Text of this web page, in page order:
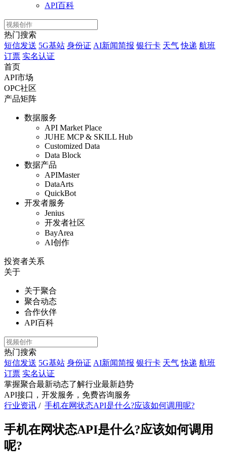
API百科
热门搜索
短信发送 5G基站 身份证 AI新闻简报 银行卡 天气 快递 航班
订票 实名认证
首页
API市场
OPC社区
产品矩阵
数据服务
API Market Place
JUHE MCP & SKILL Hub
Customized Data
Data Block
数据产品
APIMaster
DataArts
QuickBot
开发者服务
Jenius
开发者社区
BayArea
AI创作
投资者关系
关于
关于聚合
聚合动态
合作伙伴
API百科
热门搜索
短信发送 5G基站 身份证 AI新闻简报 银行卡 天气 快递 航班
订票 实名认证
掌握聚合最新动态了解行业最新趋势
API接口，开发服务，免费咨询服务
行业资讯 / 手机在网状态API是什么?应该如何调用呢?
手机在网状态API是什么?应该如何调用
呢?